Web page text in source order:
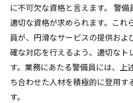
に不可欠な資格と言えます。 警
適切な資格が求められます。これ
員が、円滑なサービスの提供およ
確な対応を行えるよう、適切なト
す。業務にあたる警備員には、上
ち合わせた人材を積極的に登用す
す。